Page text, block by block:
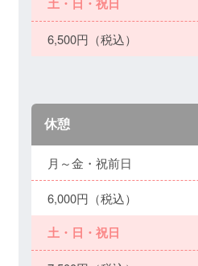
6,500円（税込）
休憩
月～金・祝前日
6,000円（税込）
土・日・祝日